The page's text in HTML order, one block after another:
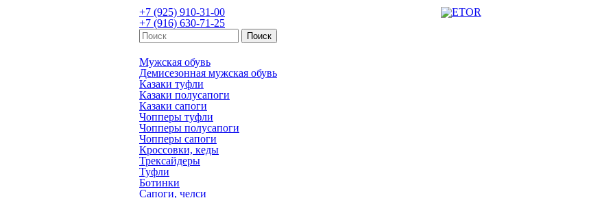
+7 (925) 910-31-00
+7 (916) 630-71-25
Мужская обувь
Демисезонная мужская обувь
Казаки туфли
Казаки полусапоги
Казаки сапоги
Чопперы туфли
Чопперы полусапоги
Чопперы сапоги
Кроссовки, кеды
Трексайдеры
Туфли
Ботинки
Сапоги, челси